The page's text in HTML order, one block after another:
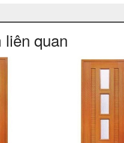
liên quan